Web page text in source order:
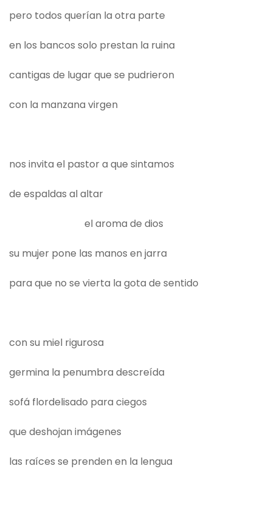
pero todos querían la otra parte
en los bancos solo prestan la ruina
cantigas de lugar que se pudrieron
con la manzana virgen
nos invita el pastor a que sintamos
de espaldas al altar
el aroma de dios
su mujer pone las manos en jarra
para que no se vierta la gota de sentido
con su miel rigurosa
germina la penumbra descreída
sofá flordelisado para ciegos
que deshojan imágenes
las raíces se prenden en la lengua